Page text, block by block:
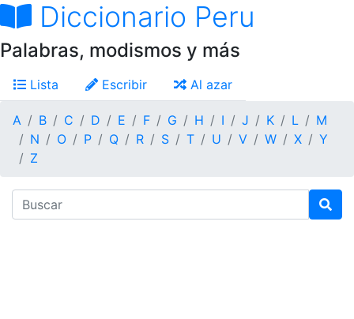
Diccionario Peru
Palabras, modismos y más
Lista Escribir Al azar
A B C D E F G H I J K L
M
N
O P Q R S T U V W X
Y
Z